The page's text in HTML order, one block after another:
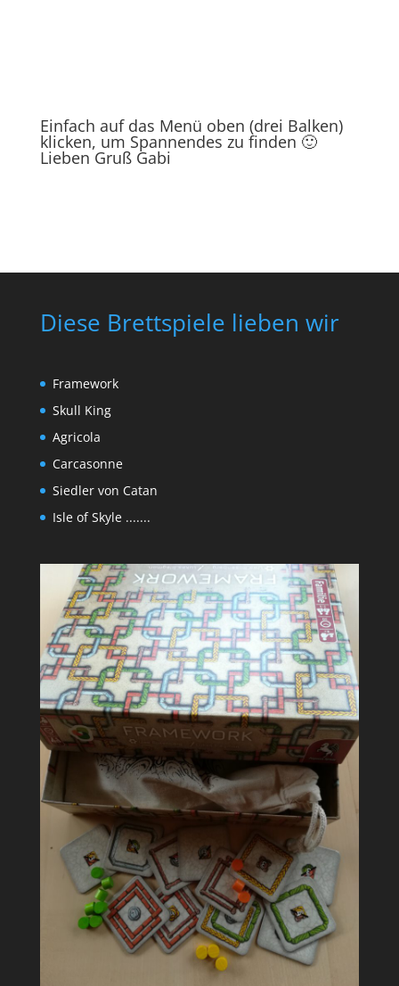
Einfach auf das Menü oben (drei Balken)
klicken, um Spannendes zu finden 🙂
Lieben Gruß Gabi
Diese Brettspiele lieben wir
Framework
Skull King
Agricola
Carcasonne
Siedler von Catan
Isle of Skyle .......